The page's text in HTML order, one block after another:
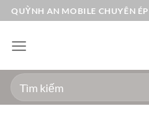
Bỏ
qua
nội
QUỲNH AN MOBILE CHUYÊN
Tìm
kiếm: